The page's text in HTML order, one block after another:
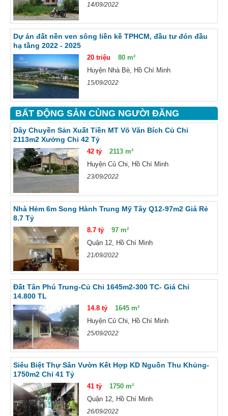
14/09/2022
Dự án đất nền ven sông liền kề TPHCM, đầu tư đón đầu
hạ tầng 2022 - 2025
20 triệu
80 m²
Huyện Nhà Bè, Hồ Chí Minh
15/09/2022
BẤT ĐỘNG SẢN CÙNG NGƯỜI ĐĂNG
Dây Chuyền Sản Xuất Tiền MT Võ Văn Bích Củ Chi
2113m2 Xưởng Chỉ 42 Tỷ
42 tỷ
2113 m²
Huyện Củ Chi, Hồ Chí Minh
23/09/2022
Nhà Hẻm 6m Song Hành Trung Mỹ Tây Q12-97m2 Giá Rẻ
8.7 Tỷ
8.7 tỷ
97 m²
Quận 12, Hồ Chí Minh
21/09/2022
Đất Tân Phú Trung-Củ Chi 1645m2-300 TC- Giá Chỉ
14.800 TL
14.8 tỷ
1645 m²
Huyện Củ Chi, Hồ Chí Minh
25/09/2022
Siêu Biệt Thự Sân Vườn Kết Hợp KD Nguồn Thu Khủng-
1750m2 Chỉ 41 Tỷ
41 tỷ
1750 m²
Quận 12, Hồ Chí Minh
26/09/2022